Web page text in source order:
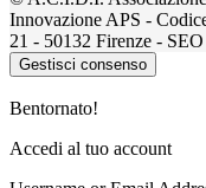
Innovazione APS -
21 - 50132 Firenze -
Gestisci consenso
Bentornato!
Accedi al tuo account